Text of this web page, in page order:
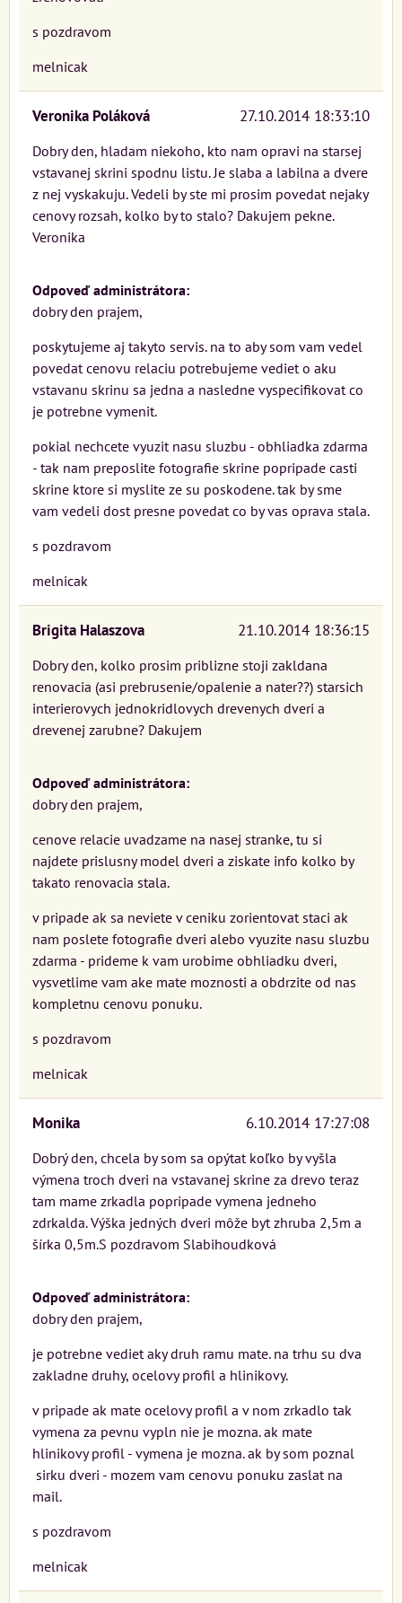
s pozdravom
melnicak
Veronika Poláková 27.10.2014 18:33:10
Dobry den, hladam niekoho, kto nam opravi na starsej
vstavanej skrini spodnu listu. Je slaba a labilna a dvere
z nej vyskakuju. Vedeli by ste mi prosim povedat nejaky
cenovy rozsah, kolko by to stalo? Dakujem pekne.
Veronika
Odpoveď administrátora:
dobry den prajem,
poskytujeme aj takyto servis. na to aby som vam vedel
povedat cenovu relaciu potrebujeme vediet o aku
vstavanu skrinu sa jedna a nasledne vyspecifikovat co
je potrebne vymenit.
pokial nechcete vyuzit nasu sluzbu - obhliadka zdarma
- tak nam preposlite fotografie skrine popripade casti
skrine ktore si myslite ze su poskodene. tak by sme
vam vedeli dost presne povedat co by vas oprava stala.
s pozdravom
melnicak
Brigita Halaszova 21.10.2014 18:36:15
Dobry den, kolko prosim priblizne stoji zakldana
renovacia (asi prebrusenie/opalenie a nater??) starsich
interierovych jednokridlovych drevenych dveri a
drevenej zarubne? Dakujem
Odpoveď administrátora:
dobry den prajem,
cenove relacie uvadzame na nasej stranke, tu si
najdete prislusny model dveri a ziskate info kolko by
takato renovacia stala.
v pripade ak sa neviete v ceniku zorientovat staci ak
nam poslete fotografie dveri alebo vyuzite nasu sluzbu
zdarma - prideme k vam urobime obhliadku dveri,
vysvetlime vam ake mate moznosti a obdrzite od nas
kompletnu cenovu ponuku.
s pozdravom
melnicak
Monika 6.10.2014 17:27:08
Dobrý den, chcela by som sa opýtat koľko by vyšla
výmena troch dveri na vstavanej skrine za drevo teraz
tam mame zrkadla popripade vymena jedneho
zdrkalda. Výška jedných dveri môže byt zhruba 2,5m a
šírka 0,5m.S pozdravom Slabihoudková
Odpoveď administrátora:
dobry den prajem,
je potrebne vediet aky druh ramu mate. na trhu su dva
zakladne druhy, ocelovy profil a hlinikovy.
v pripade ak mate ocelovy profil a v nom zrkadlo tak
vymena za pevnu vypln nie je mozna. ak mate
hlinikovy profil - vymena je mozna. ak by som poznal
sirku dveri - mozem vam cenovu ponuku zaslat na
mail.
s pozdravom
melnicak